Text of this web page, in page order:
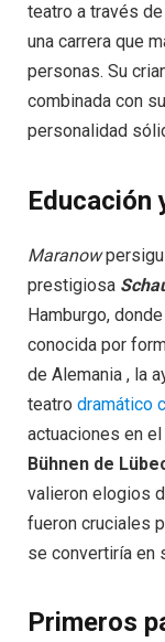
teatro a través
una carrera que
personas. Su
combinada con
personalidad
Educación
Maranow
prestigiosa
Hamburgo,
conocida por
de Alemania , la
teatro dramático
actuaciones en el
Bühnen de
valieron elogios
fueron cruciales
se convertiría en
Primeros